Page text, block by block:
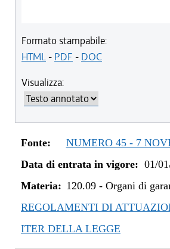
Formato stampabile:
HTML- PDF - DOC
Visualizza:
Fonte:
NUMERO 45 - 7
Data di entrata in vigore: 01/
Materia: 120.09- Organi di
REGOLAMENTI DI
ITER DELLA LEGGE